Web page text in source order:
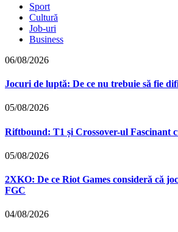
Sport
Cultură
Job-uri
Business
06/08/2026
Jocuri de luptă: De ce nu trebuie să fie
05/08/2026
Riftbound: T1 și Crossover-ul Fascinant
05/08/2026
2XKO: De ce Riot Games consideră că
FGC
04/08/2026